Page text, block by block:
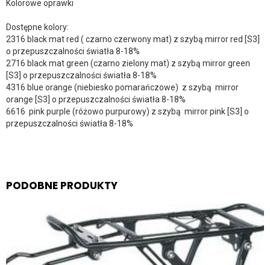
Kolorowe oprawki
Dostępne kolory:
2316 black mat red ( czarno czerwony mat) z szybą mirror red [S3]
o przepuszczalności światła 8-18%
2716 black mat green (czarno zielony mat) z szybą mirror green
[S3] o przepuszczalności światła 8-18%
4316 blue orange (niebiesko pomarańczowe) z szybą mirror
orange [S3] o przepuszczalności światła 8-18%
6616 pink purple (różowo purpurowy) z szybą mirror pink [S3] o
przepuszczalności światła 8-18%
PODOBNE PRODUKTY